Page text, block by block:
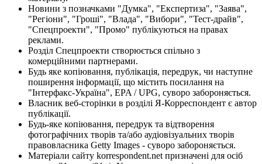
Новини з позначками "Думка", "Експертиза", "Заява",
"Регіони", "Гроші", "Влада", "Вибори", "Тест-драйв",
"Спецпроекти", "Промо" публікуються на правах
реклами.
Розділ Спецпроекти створюється спільно з
комерційними партнерами.
Будь яке копіювання, публікація, передрук, чи наступне
поширення інформації, що містить посилання на
"Інтерфакс-Україна", EPA / UPG, суворо забороняється.
Власник веб-сторінки в розділі Я-Корреспондент є автор
публікації.
Будь-яке копіювання, передрук та відтворення
фотографічних творів та/або аудіовізуальних творів
правовласника Getty Images - суворо забороняється.
Матеріали сайту korrespondent.net призначені для осіб